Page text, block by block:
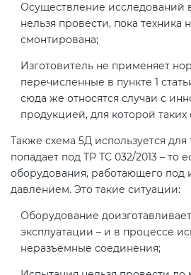
Осуществление исследований
нельзя провести, пока техника
смонтирована;
Изготовитель не применяет
перечисленные в пункте 1
сюда же относятся случаи с
продукцией, для которой таких
Также схема 5Д используется для
попадает под ТР ТС 032/2013 – то
оборудования, работающего под
давлением. Это такие ситуации:
Оборудование
эксплуатации – и в процессе
неразъемные соединения;
Сертификация спортивных
Сертификация
Сертификация ресурсов
Остальное
БАДы